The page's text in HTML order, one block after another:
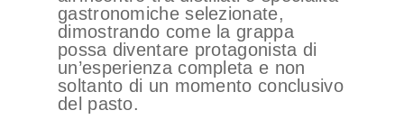
gastronomiche selezionate,
dimostrando come la grappa
possa diventare protagonista di
un’esperienza completa e non
soltanto di un momento conclusivo
del pasto.